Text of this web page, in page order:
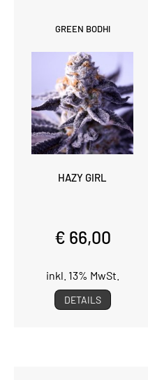
GREEN BODHI
HAZY GIRL
€ 66,00
inkl. 13% MwSt.
DETAILS